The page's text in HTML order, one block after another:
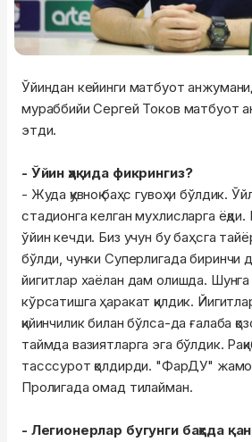
Ўйиндан кейинги матбуот
мураббийи Сергей Токов матбуот
этди.
- Ўйин ҳақида фикрингиз?
- Жуда қувноқ баҳс гувоҳи бўлдик.
стадионга келган мухлисларга
ўйин кечди. Биз учун бу баҳсга
бўлди, чунки Суперлигада биринчи
йигитлар хаёлан дам олишда. Шунга
кўрсатишга ҳаракат қилдик.
қийинчилик билан бўлса-да ғалаба
таймда вазиятларга эга бўлдик.
тасссурот қолдирди. "ФарДУ"
Пролигада омад тилайман.
- Легионерлар бугунги баҳсда